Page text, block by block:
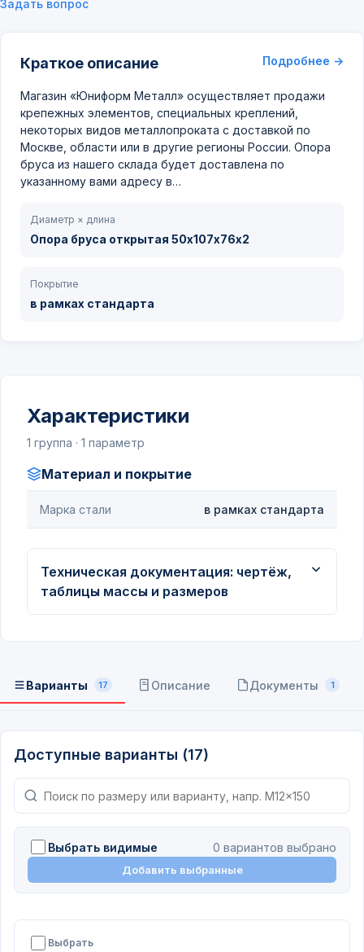
Краткое описание Подробнее →
Магазин «Юниформ Металл» осуществляет продажи
крепежных элементов, специальных креплений,
некоторых видов металлопроката с доставкой по
Москве, области или в другие регионы России. Опора
бруса из нашего склада будет доставлена по
указанному вами адресу в…
Диаметр × длина
Опора бруса открытая 50х107х76х2
Покрытие
в рамках стандарта
Задать вопрос
Характеристики
1 группа · 1 параметр
Материал и покрытие
Марка стали в рамках стандарта
Техническая документация: чертёж,
таблицы массы и размеров
Варианты 17 Описание Документы 1
Доступные варианты (17)
Выбрать видимые 0 вариантов выбрано
Добавить выбранные
Выбрать